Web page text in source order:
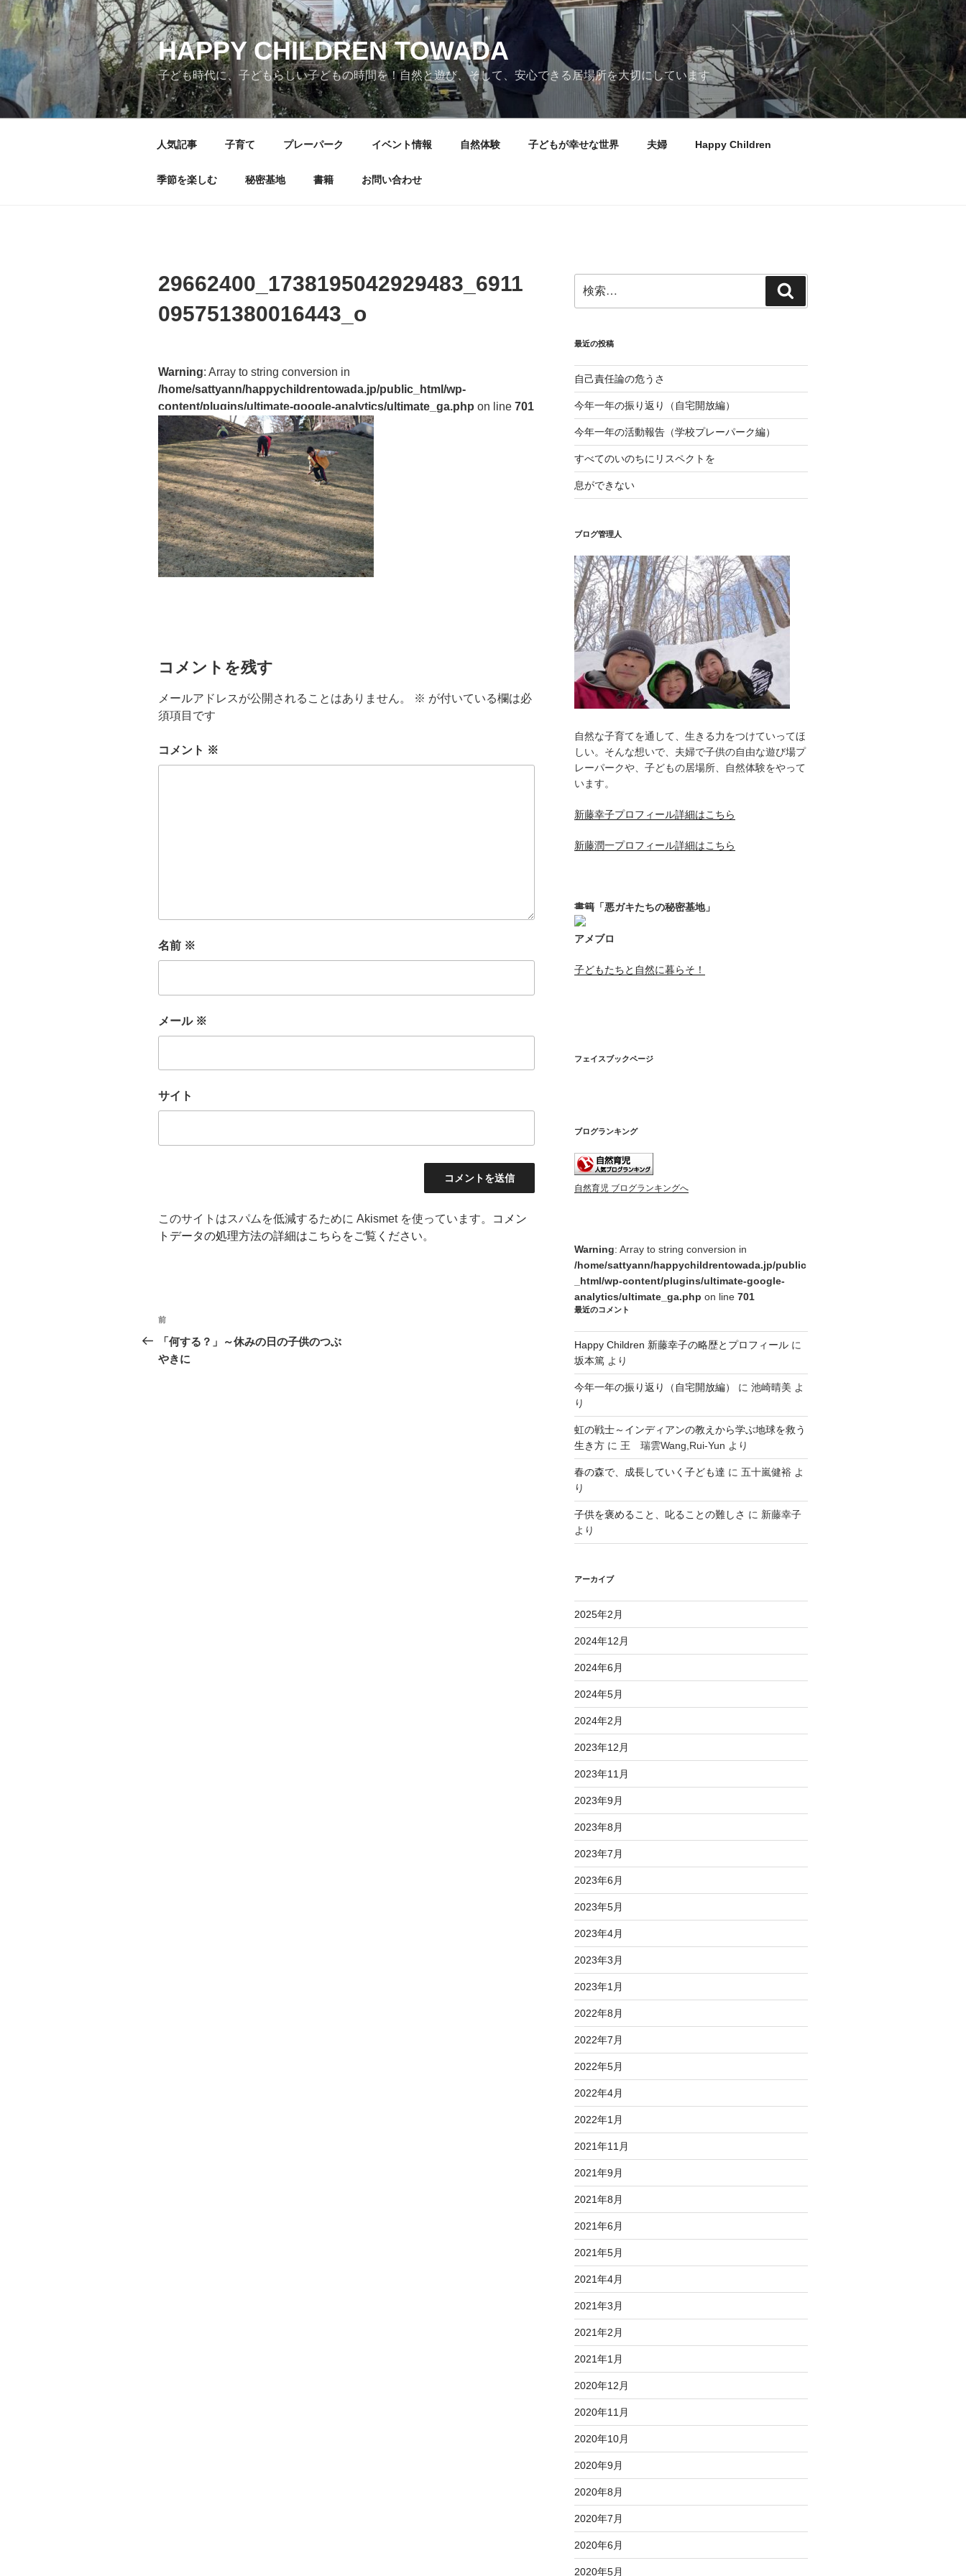
コ
ン
テ
ツ
へ
HAPPY CHILDREN TOWADA
子ども時代に、子どもらしい子どもの時間を！自然と遊び、そして、安心できる居場所を大切にしています
人気記事 子育て プレーパーク イベント情報 自然体験 子どもが幸せな世界 夫婦 Happy Children
季節を楽しむ 秘密基地 書籍 お問い合わせ
29662400_1738195042929483_6911
095751380016443_o
Warning: Array to string conversion in
/home/sattyann/happychildrentowada.jp/public_html/wp-
content/plugins/ultimate-google-analytics/ultimate_ga.php on line 701
コメントを残す
メールアドレスが公開されることはありません。 ※ が付いている欄は必
須項目です
コメント ※
名前 ※
メール ※
サイト
このサイトはスパムを低減するために Akismet を使っています。
コメン
トデータの処理方法の詳細はこちらをご覧ください。
投
稿
ナ
前
の
投
前
「何する？」～休みの日の子供のつぶ
やきに
索:
索
最近の投稿
自己責任論の危うさ
今年一年の振り返り（自宅開放編）
今年一年の活動報告（学校プレーパーク編）
すべてのいのちにリスペクトを
息ができない
ブログ管理人
自然な子育てを通して、生きる力をつけていってほ
しい。そんな想いで、夫婦で子供の自由な遊び場プ
レーパークや、子どもの居場所、自然体験をやって
います。
新藤幸子プロフィール詳細はこちら
新藤潤一プロフィール詳細はこちら
書籍「悪ガキたちの秘密基地」
アメブロ
子どもたちと自然に暮らそ！
フェイスブックページ
ブログランキング
自然育児 ブログランキングへ
Warning: Array to string conversion in
/home/sattyann/happychildrentowada.jp/public
_html/wp-content/plugins/ultimate-google-
analytics/ultimate_ga.php on line 701
最近のコメント
Happy Children 新藤幸子の略歴とプロフィールに
坂本篤 より
今年一年の振り返り（自宅開放編） に 池崎晴美 よ
り
虹の戦士～インディアンの教えから学ぶ地球を救う
生き方に 王 瑞雲Wang,Rui-Yun より
春の森で、成長していく子ども達 に 五十嵐健裕よ
り
子供を褒めること、叱ることの難しさ に 新藤幸子
より
アーカイブ
2025年2月
2024年12月
2024年6月
2024年5月
2024年2月
2023年12月
2023年11月
2023年9月
2023年8月
2023年7月
2023年6月
2023年5月
2023年4月
2023年3月
2023年1月
2022年8月
2022年7月
2022年5月
2022年4月
2022年1月
2021年11月
2021年9月
2021年8月
2021年6月
2021年5月
2021年4月
2021年3月
2021年2月
2021年1月
2020年12月
2020年11月
2020年10月
2020年9月
2020年8月
2020年7月
2020年6月
2020年5月